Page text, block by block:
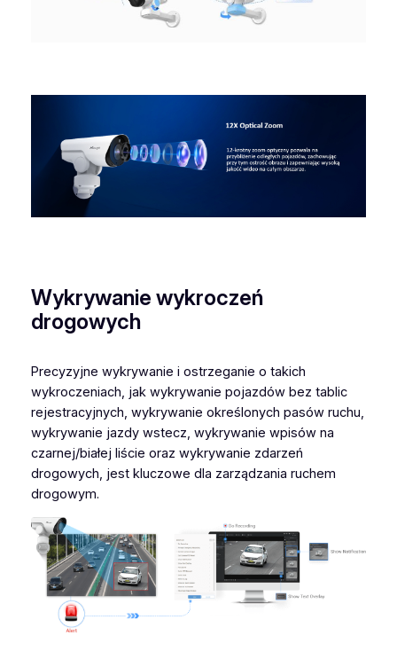
Wykrywanie wykroczeń
drogowych
Precyzyjne wykrywanie i ostrzeganie o takich
wykroczeniach, jak wykrywanie pojazdów bez tablic
rejestracyjnych, wykrywanie określonych pasów ruchu,
wykrywanie jazdy wstecz, wykrywanie wpisów na
czarnej/białej liście oraz wykrywanie zdarzeń
drogowych, jest kluczowe dla zarządzania ruchem
drogowym.